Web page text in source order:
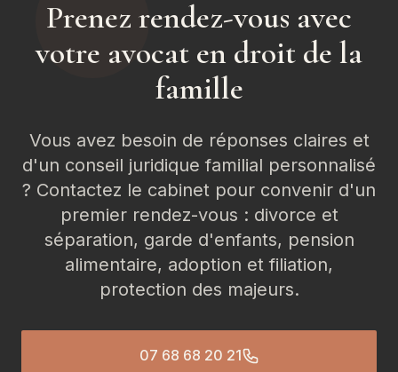
Prenez rendez-vous avec
votre avocat en droit de la
famille
Vous avez besoin de réponses claires et
d'un conseil juridique familial personnalisé
? Contactez le cabinet pour convenir d'un
premier rendez-vous : divorce et
séparation, garde d'enfants, pension
alimentaire, adoption et filiation,
protection des majeurs.
07 68 68 20 21